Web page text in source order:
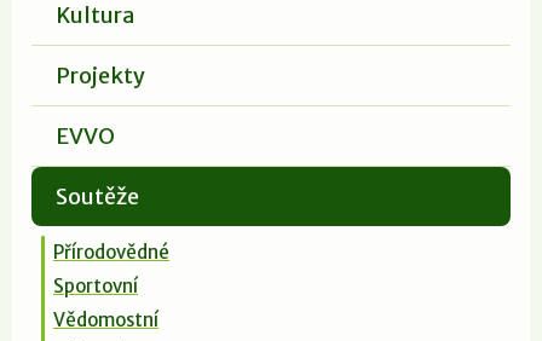
Kultura
Projekty
EVVO
Soutěže
Přírodovědné
Sportovní
Vědomostní